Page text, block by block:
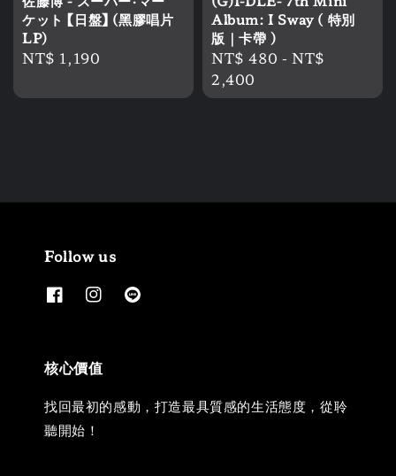
ケット 【日盤】 (黑膠唱片
LP)
Regular
NT$ 1,190
Album: I Sway ( 特別
版｜卡帶 )
Regular
price
NT$ 480 -NT$
2,400
Follow us
核心價值
找回最初的感動，打造最具質感的生活態度，從聆
聽開始！